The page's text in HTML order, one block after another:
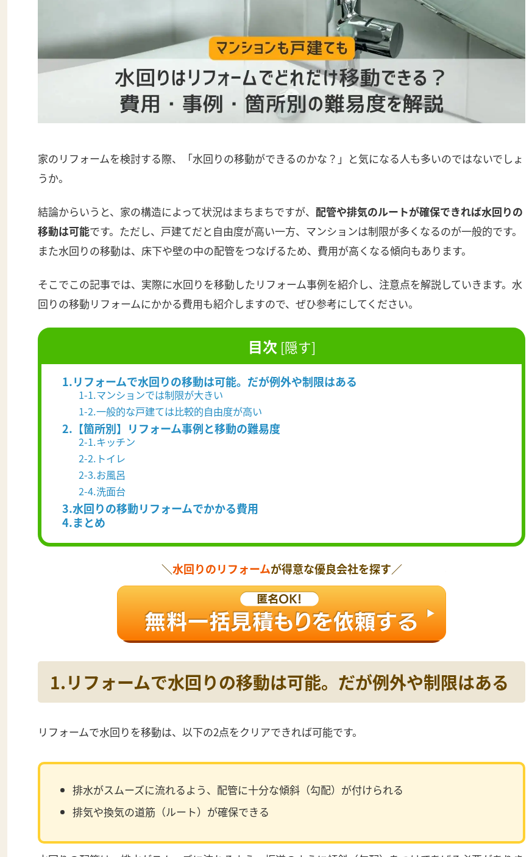
家のリフォームを検討する際、「水回りの移動ができるのかな？」と気になる人も多いのではないでしょ
うか。
結論からいうと、家の構造によって状況はまちまちですが、 配管や排気のルートが確保できれば水回りの
移動は可能です。ただし、戸建てだと自由度が高い一方、マンションは制限が多くなるのが一般的です。
また水回りの移動は、床下や壁の中の配管をつなげるため、費用が高くなる傾向もあります。
そこでこの記事では、実際に水回りを移動したリフォーム事例を紹介し、注意点を解説していきます。水
回りの移動リフォームにかかる費用も紹介しますので、ぜひ参考にしてください。
目次 [隠す]
1.リフォームで水回りの移動は可能。だが例外や制限はある
1-1.マンションでは制限が大きい
1-2.一般的な戸建ては比較的自由度が高い
2.【箇所別】リフォーム事例と移動の難易度
2-1.キッチン
2-2.トイレ
2-3.お風呂
2-4.洗面台
3.水回りの移動リフォームでかかる費用
4.まとめ
＼水回りのリフォームが得意な優良会社を探す／
1.リフォームで水回りの移動は可能。だが例外や制限はある
リフォームで水回りを移動は、以下の2点をクリアできれば可能です。
排水がスムーズに流れるよう、配管に十分な傾斜（勾配）が付けられる
排気や換気の道筋（ルート）が確保できる